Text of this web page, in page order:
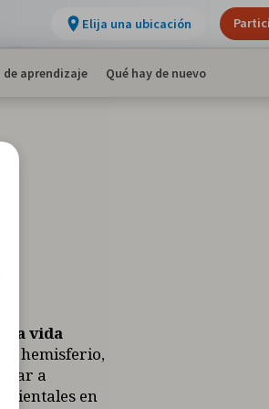
de aprendizaje Qué hay de nuevo
la vida
hemisferio,
dar a
en
Elija una ubicación